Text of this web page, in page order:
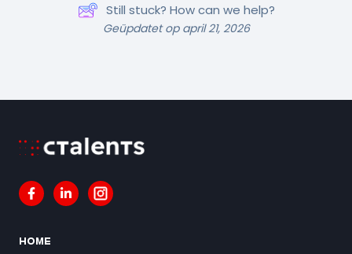
Still stuck? How can we help?
Geüpdatet op april 21, 2026
Home